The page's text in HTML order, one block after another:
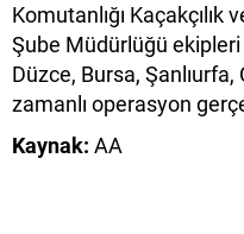
Komutanlığı
Şube Müdürlüğü
Düzce, Bursa,
zamanlı operasyon
Kaynak: AA